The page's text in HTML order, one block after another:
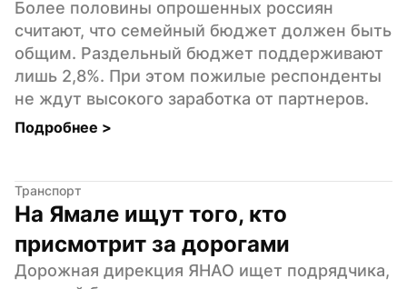
Более половины опрошенных россиян
считают, что семейный бюджет должен быть
общим. Раздельный бюджет поддерживают
лишь 2,8%. При этом пожилые респонденты
не ждут высокого заработка от партнеров.
Подробнее >
Транспорт
На Ямале ищут того, кто
присмотрит за дорогами
Дорожная дирекция ЯНАО ищет подрядчика,